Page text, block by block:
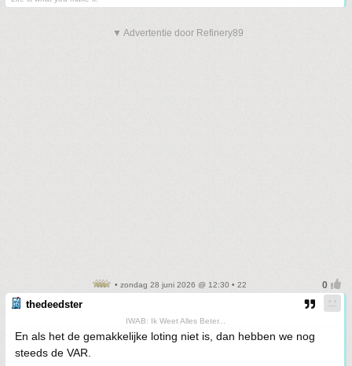
▼ Advertentie door Refinery89
• zondag 28 juni 2026 @ 12:30 • 22
thedeedster
IWAB: Ik Weet Alles Beter...
En als het de gemakkelijke loting niet is, dan hebben we nog
steeds de VAR.